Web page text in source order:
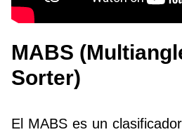
MABS
Sorter)
El MABS es un